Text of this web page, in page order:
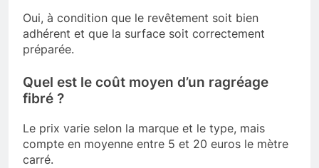
Oui, à condition que le revêtement soit bien
adhérent et que la surface soit correctement
préparée.
Quel est le coût moyen d’un ragréage
fibré ?
Le prix varie selon la marque et le type, mais
compte en moyenne entre 5 et 20 euros le mètre
carré.